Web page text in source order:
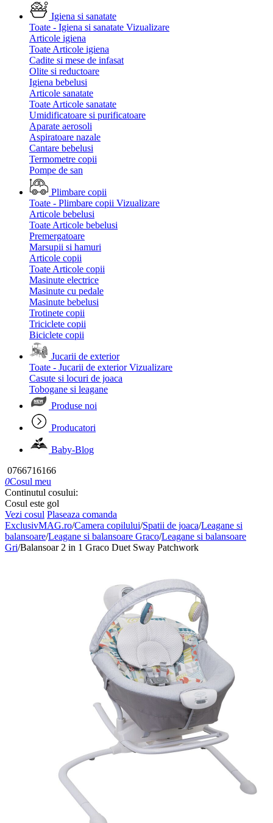
Igiena si sanatate
Toate - Igiena si sanatate Vizualizare
Articole igiena
Toate Articole igiena
Cadite si mese de infasat
Olite si reductoare
Igiena bebelusi
Articole sanatate
Toate Articole sanatate
Umidificatoare si purificatoare
Aparate aerosoli
Aspiratoare nazale
Cantare bebelusi
Termometre copii
Pompe de san
Plimbare copii
Toate - Plimbare copii Vizualizare
Articole bebelusi
Toate Articole bebelusi
Premergatoare
Marsupii si hamuri
Articole copii
Toate Articole copii
Masinute electrice
Masinute cu pedale
Masinute bebelusi
Trotinete copii
Triciclete copii
Biciclete copii
Jucarii de exterior
Toate - Jucarii de exterior Vizualizare
Casute si locuri de joaca
Tobogane si leagane
Produse noi
Producatori
Baby-Blog
0766716166
0Cosul meu
Continutul cosului:
Cosul este gol
Vezi cosul Plaseaza comanda
ExclusivMAG.ro/Camera copilului/Spatii de joaca/Leagane si
balansoare/Leagane si balansoare Graco/Leagane si balansoare
Gri/Balansoar 2 in 1 Graco Duet Sway Patchwork